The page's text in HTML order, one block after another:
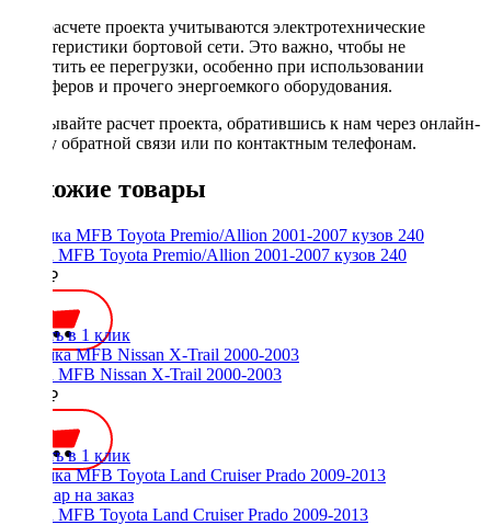
При расчете проекта учитываются электротехнические
характеристики бортовой сети. Это важно, чтобы не
допустить ее перегрузки, особенно при использовании
сабвуферов и прочего энергоемкого оборудования.
Заказывайте расчет проекта, обратившись к нам через онлайн-
форму обратной связи или по контактным телефонам.
Похожие товары
Рамка MFB Toyota Premio/Allion 2001-2007 кузов 240
1900 ₽
Купить в 1 клик
Рамка MFB Nissan X-Trail 2000-2003
2200 ₽
Купить в 1 клик
Рамка MFB Toyota Land Cruiser Prado 2009-2013